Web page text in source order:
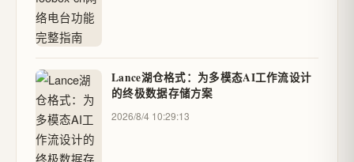
Lance湖仓格式：为多模态AI工作流设计
的终极数据存储方案
2026/8/4 10:29:13